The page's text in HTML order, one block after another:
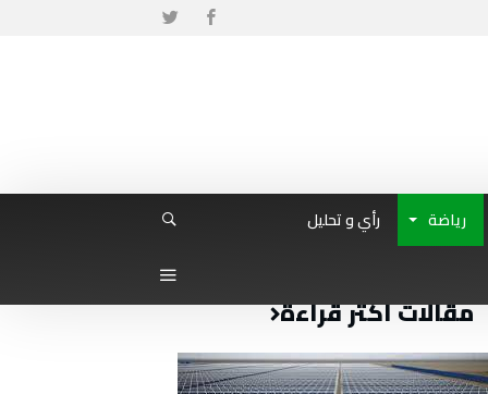
رياضة
رأي و تحليل
مقالات أكثر قراءة